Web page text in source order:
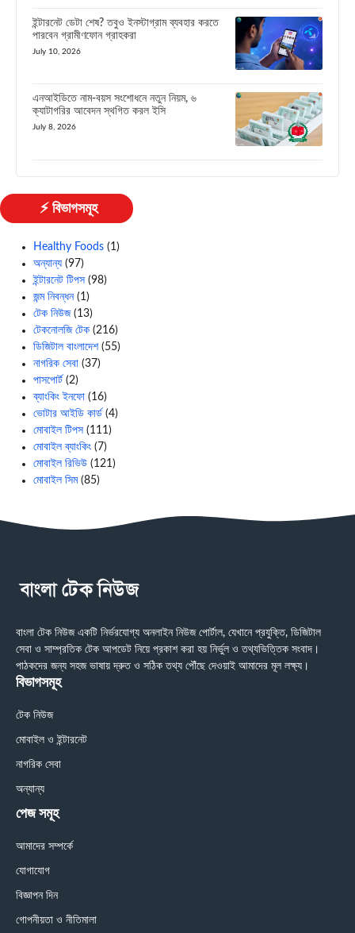
ইন্টারনেট ডেটা শেষ? তবুও ইনস্টাগ্রাম ব্যবহার করতে
পারবেন গ্রামীণফোন গ্রাহকরা
July 10, 2026
এনআইডিতে নাম-বয়স সংশোধনে নতুন নিয়ম, ৬
ক্যাটাগরির আবেদন স্থগিত করল ইসি
July 8, 2026
⚡ বিভাগসমূহ
Healthy Foods (1)
অন্যান্য (97)
ইন্টারনেট টিপস (98)
জন্ম নিবন্ধন(1)
টেক নিউজ(13)
টেকনোলজি টেক (216)
ডিজিটাল বাংলাদেশ(55)
নাগরিক সেবা (37)
পাসপোর্ট (2)
ব্যাংকিং ইনফো (16)
ভোটার আইডি কার্ড (4)
মোবাইল টিপস (111)
মোবাইল ব্যাংকিং (7)
মোবাইল রিভিউ (121)
মোবাইল সিম(85)
বাংলা টেক নিউজ একটি নির্ভরযোগ্য অনলাইন নিউজ পোর্টাল, যেখানে প্রযুক্তি, ডিজিটাল
সেবা ও সাম্প্রতিক টেক আপডেট নিয়ে প্রকাশ করা হয় নির্ভুল ও তথ্যভিত্তিক সংবাদ।
পাঠকদের জন্য সহজ ভাষায় দ্রুত ও সঠিক তথ্য পৌঁছে দেওয়াই আমাদের মূল লক্ষ্য।
বিভাগসমূহ
টেক নিউজ
মোবাইল ও ইন্টারনেট
নাগরিক সেবা
অন্যান্য
পেজ সমূহ
আমাদের সম্পর্কে
যোগাযোগ
বিজ্ঞাপন দিন
গোপনীয়তা ও নীতিমালা